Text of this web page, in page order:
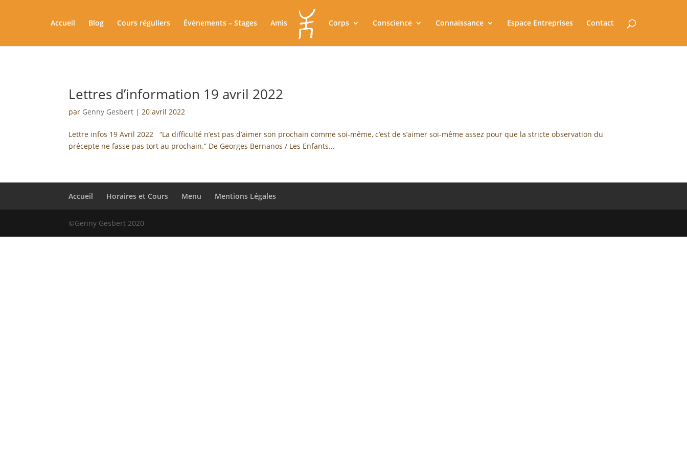
Accueil Blog Cours réguliers Évènements – Stages Amis Corps Conscience Connaissance Espace Entreprises Contact
Lettres d’information 19 avril 2022
par Genny Gesbert |20 avril 2022
Lettre infos 19 Avril 2022 “La difficulté n’est pas d’aimer son prochain comme soi-même, c’est de s’aimer soi-même assez pour que la stricte observation du
précepte ne fasse pas tort au prochain.” De Georges Bernanos / Les Enfants...
Accueil Horaires et Cours Menu Mentions Légales
©Genny Gesbert 2020